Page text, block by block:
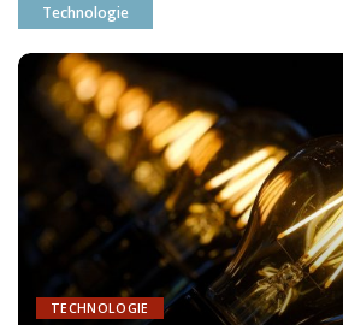
Technologie
TECHNOLOGIE